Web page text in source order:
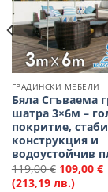
ГРАДИНСКИ МЕБЕЛИ
Бяла Сгъваема
шатра 3×6м –
покритие,
конструкция и
водоустойчив
119,00€ 109,00 €
(213,19 лв.)